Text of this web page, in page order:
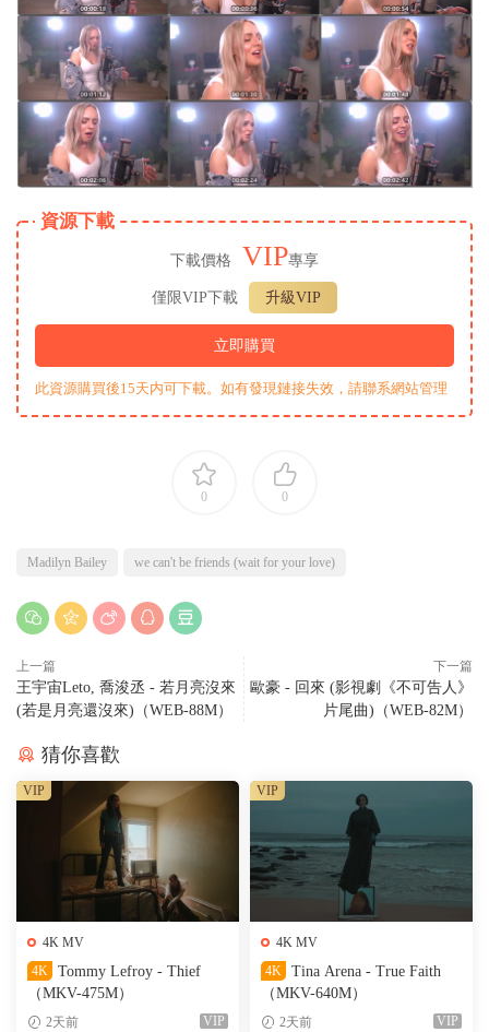
資源下載
下載價格 VIP專享
僅限VIP下載 升級VIP
立即購買
此資源購買後15天内可下載。如有發現鏈接失效，請聯系網站管理
0 0
Madilyn Bailey we can't be friends (wait for your love)
上一篇
王宇宙Leto, 喬浚丞 - 若月亮沒來
(若是月亮還沒來)（WEB-88M）
下一篇
歐豪 - 回來 (影視劇《不可告人》
片尾曲)（WEB-82M）
猜你喜歡
4K MV
4K
Tommy Lefroy - Thief
（MKV-475M）
2天前 VIP
VIP
4K MV
4K
Tina Arena - True Faith
（MKV-640M）
2天前 VIP
VIP